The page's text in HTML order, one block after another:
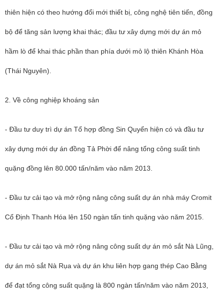
thiên hiện có theo hướng đổi mới thiết bị, công nghệ tiên tiến, đồng
bộ để tăng sản lượng khai thác; đầu tư xây dựng mới dự án mỏ
hầm lò để khai thác phần than phía dưới mỏ lộ thiên Khánh Hòa
(Thái Nguyên).
2. Về công nghiệp khoáng sản
- Đầu tư duy trì dự án Tổ hợp đồng Sin Quyển hiện có và đầu tư
xây dựng mới dự án đồng Tả Phời để nâng tổng công suất tinh
quặng đồng lên 80.000 tấn/năm vào năm 2013.
- Đầu tư cải tạo và mở rộng nâng công suất dự án nhà máy Cromit
Cổ Định Thanh Hóa lên 150 ngàn tấn tinh quặng vào năm 2015.
- Đầu tư cải tạo và mở rộng nâng công suất dự án mỏ sắt Nà Lũng,
dự án mỏ sắt Nà Rụa và dự án khu liên hợp gang thép Cao Bằng
để đạt tổng công suất quặng là 800 ngàn tấn/năm vào năm 2013,